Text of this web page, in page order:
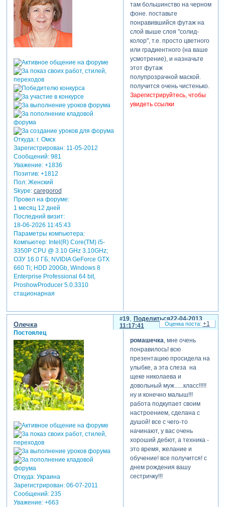
Откуда:г. Омск
Зарегистрирован: 11-05-2012
Сообщений:981
Уважение: +1836
Позитив: +1812
Пол:Женский
Skype: caregorod
Провел на форуме:
1 месяц 12 дней
Последний визит:
18-06-2026 11:45:43
Параметры компьютера:
Компьютер: Intel(R) Core(TM) i5-
3350P CPU @ 3.10 GHz 3.10GHz;
ОЗУ 16.0 ГБ; NVIDIA GeForce GTX
660 Ti; HDD 200Gb, Windows 8
Enterprise Professional 64 bit,
ProshowProducer 5.0.3310
стационарная
там большинство на черном
фоне. поставьте
понравившийся футаж на
слой выше слоя "солид-
колор", т.е. просто цветного
или градиентного (на ваше
усмотрение), и назначьте
этот футаж
полупрозрачной маской.
получится очень чистенько.
Зарегистрируйтесь, чтобы
увидеть ссылки
Поделиться
19
22-04-2013
11:17:41
Олечка
Постоялец
Откуда:Украина
Зарегистрирован: 06-07-2011
Сообщений:235
Уважение: +663
ромашечка, мне очень
понравилось! всю
презентацию просидела на
улыбке, а эта слеза на
щеке николаева и
довольный муж......класс!!!!!
ну и конечно малыш!!!
работа подкупает своим
настроением, сделана с
душой! все с чего-то
начинают, у вас очень
хороший дебют, а техника -
это время, желание и
обучение! все получится! с
днем рождения вашу
сестричку!!!
+1